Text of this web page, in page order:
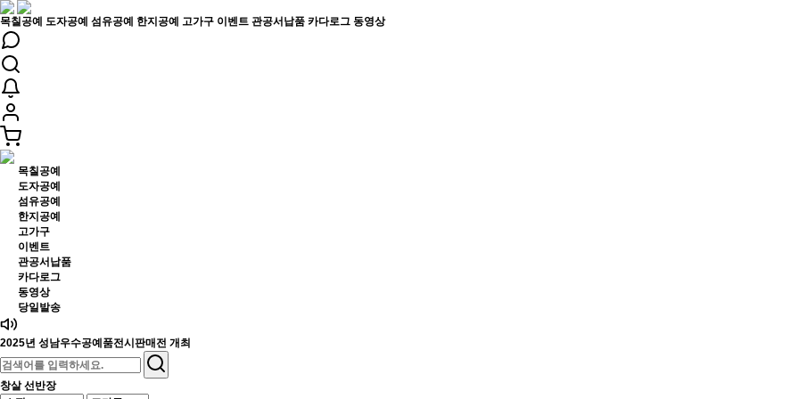
목칠공예 도자공예 섬유공예 한지공예 고가구 이벤트 관공서납품 카다로그 동영상
목칠공예
도자공예
섬유공예
한지공예
고가구
이벤트
관공서납품
카다로그
동영상
당일발송
2025년 성남우수공예품전시판매전 개최
창살 선반장